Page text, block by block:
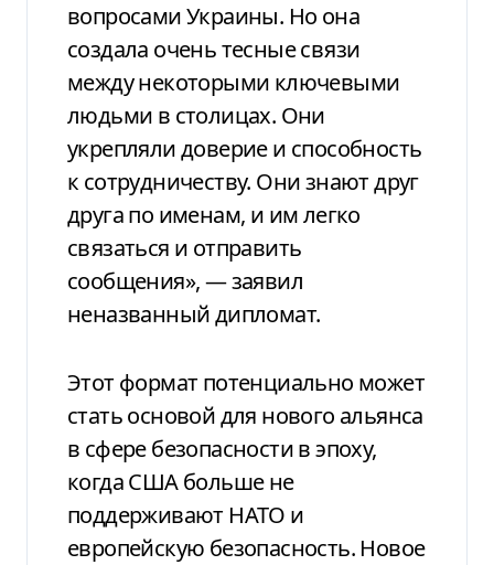
вопросами Украины. Но она
создала очень тесные связи
между некоторыми ключевыми
людьми в столицах. Они
укрепляли доверие и способность
к сотрудничеству. Они знают друг
друга по именам, и им легко
связаться и отправить
сообщения», — заявил
неназванный дипломат.
Этот формат потенциально может
стать основой для нового альянса
в сфере безопасности в эпоху,
когда США больше не
поддерживают НАТО и
европейскую безопасность. Новое